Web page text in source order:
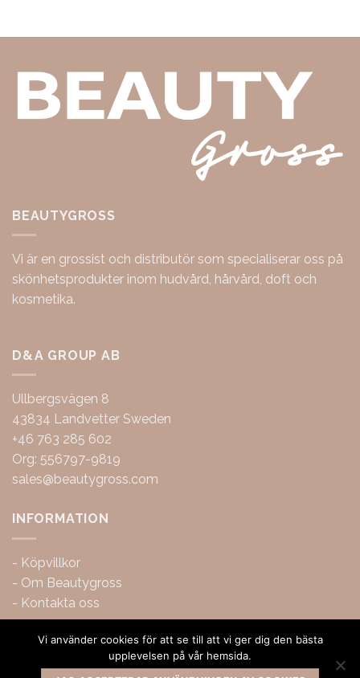
BEAUTYGROSS
Vi är en grossist och distributör som specialiserar oss på
skönhetsprodukter inom hudvård, hårvård, doft och
kosmetika.
D&A GROUP AB
Ullbergsvägen 8
43834 Landvetter Sweden
+46 763 285 602
Org: 556797-9819
sales@beautygross.com
INFORMATION
- Köpvillkor
- Om Beautygross
- Kontakta oss
Vi använder cookies för att se till att vi ger dig den bästa
upplevelsen på vår hemsida.